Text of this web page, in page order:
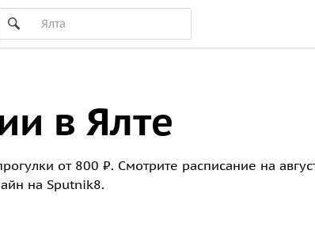
в Ялте
от 800 ₽. Смотрите расписание на
на Sputnik8.